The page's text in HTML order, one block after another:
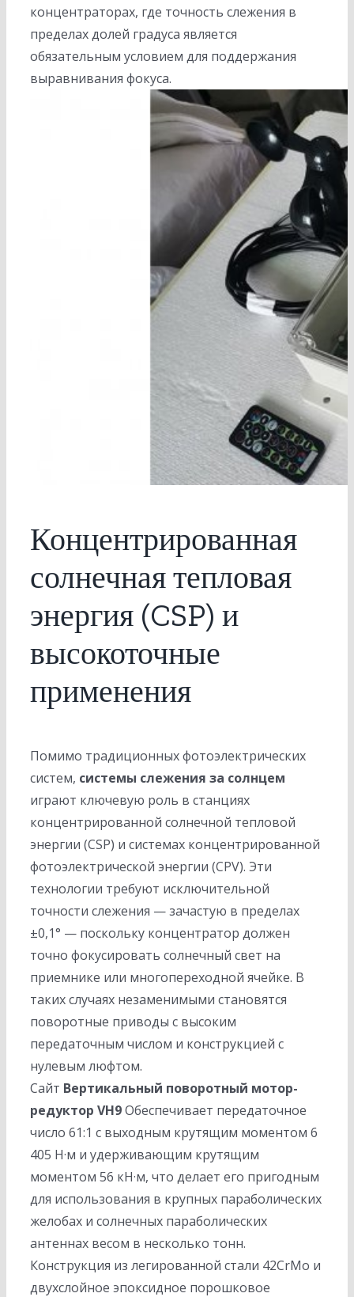
концентраторах, где точность слежения в
пределах долей градуса является
обязательным условием для поддержания
выравнивания фокуса.
Концентрированная
солнечная тепловая
энергия (CSP) и
высокоточные
применения
Помимо традиционных фотоэлектрических
систем, системы слежения за солнцем
играют ключевую роль в станциях
концентрированной солнечной тепловой
энергии (CSP) и системах концентрированной
фотоэлектрической энергии (CPV). Эти
технологии требуют исключительной
точности слежения — зачастую в пределах
±0,1° — поскольку концентратор должен
точно фокусировать солнечный свет на
приемнике или многопереходной ячейке. В
таких случаях незаменимыми становятся
поворотные приводы с высоким
передаточным числом и конструкцией с
нулевым люфтом.
Сайт Вертикальный поворотный мотор-
редуктор VH9Обеспечивает передаточное
число 61:1 с выходным крутящим моментом 6
405 Н·м и удерживающим крутящим
моментом 56 кН·м, что делает его пригодным
для использования в крупных параболических
желобах и солнечных параболических
антеннах весом в несколько тонн.
Конструкция из легированной стали 42CrMo и
двухслойное эпоксидное порошковое